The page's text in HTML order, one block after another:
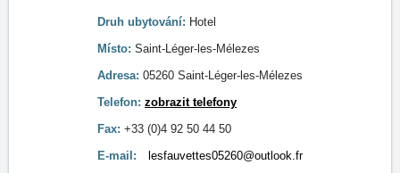
Druh ubytování: Hotel
Místo: Saint-Léger-les-Mélezes
Adresa: 05260 Saint-Léger-les-Mélezes
Telefon: zobrazit telefony
Fax: +33 (0)4 92 50 44 50
E-mail:
lesfauvettes05260@outlook.fr